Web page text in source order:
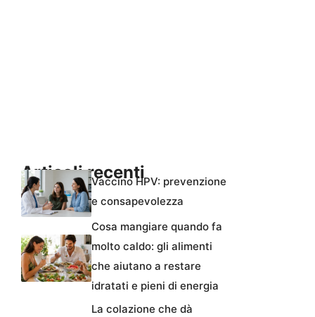
Articoli recentiVaccino HPV: prevenzione
e consapevolezza
Cosa mangiare quando fa
molto caldo: gli alimenti
che aiutano a restare
idratati e pieni di energia
La colazione che dà